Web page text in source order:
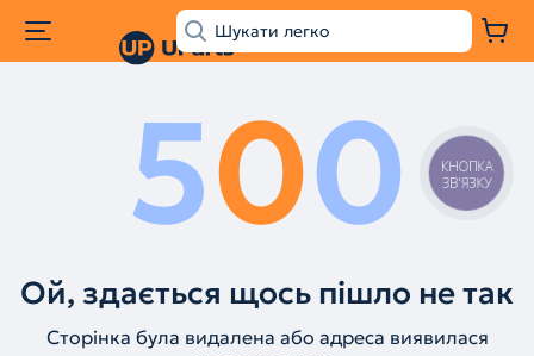
500
Ой, здається щось пішло не так
Сторінка була видалена або адреса виявилася
КНОПКА
ЗВ'ЯЗКУ